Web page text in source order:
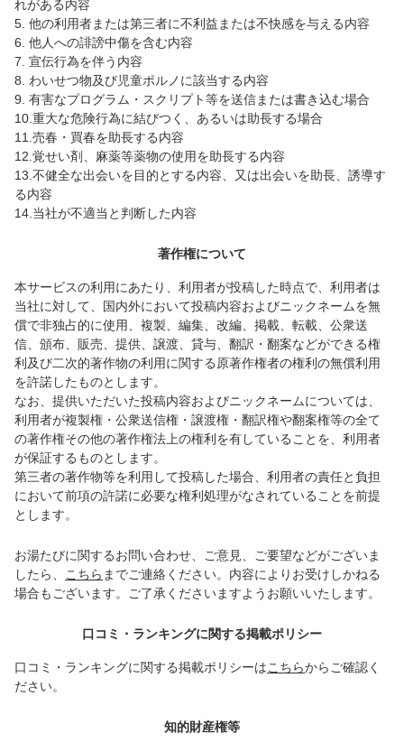
れがある内容
5. 他の利用者または第三者に不利益または不快感を与える内容
6. 他人への誹謗中傷を含む内容
7. 宣伝行為を伴う内容
8. わいせつ物及び児童ポルノに該当する内容
9. 有害なプログラム・スクリプト等を送信または書き込む場合
10.重大な危険行為に結びつく、あるいは助長する場合
11.売春・買春を助長する内容
12.覚せい剤、麻薬等薬物の使用を助長する内容
13.不健全な出会いを目的とする内容、又は出会いを助長、誘導す
る内容
14.当社が不適当と判断した内容
著作権について
本サービスの利用にあたり、利用者が投稿した時点で、利用者は
当社に対して、国内外において投稿内容およびニックネームを無
償で非独占的に使用、複製、編集、改編、掲載、転載、公衆送
信、頒布、販売、提供、譲渡、貸与、翻訳・翻案などができる権
利及び二次的著作物の利用に関する原著作権者の権利の無償利用
を許諾したものとします。
なお、提供いただいた投稿内容およびニックネームについては、
利用者が複製権・公衆送信権・譲渡権・翻訳権や翻案権等の全て
の著作権その他の著作権法上の権利を有していることを、利用者
が保証するものとします。
第三者の著作物等を利用して投稿した場合、利用者の責任と負担
において前項の許諾に必要な権利処理がなされていることを前提
とします。
お湯たびに関するお問い合わせ、ご意見、ご要望などがございま
したら、
こちら までご連絡ください。内容によりお受けしかねる
場合もございます。ご了承くださいますようお願いいたします。
口コミ・ランキングに関する掲載ポリシー
口コミ・ランキングに関する掲載ポリシーはこちらからご確認く
ださい。
知的財産権等